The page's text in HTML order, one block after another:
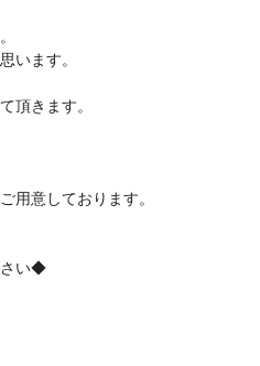
います。
頂きます。
用意しております。
さい◆